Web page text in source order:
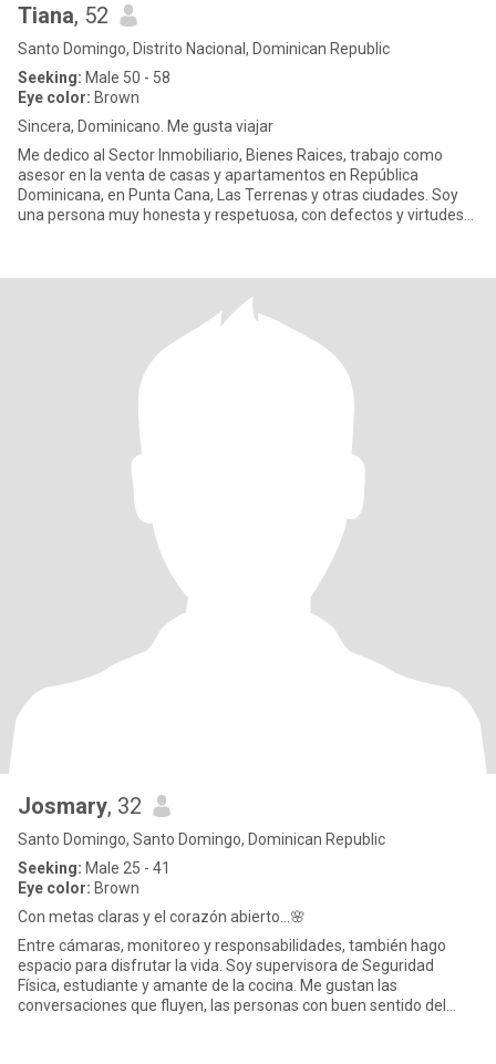
Tiana, 52
Santo Domingo, Distrito Nacional, Dominican Republic
Seeking: Male 50 - 58
Eye color: Brown
Sincera, Dominicano. Me gusta viajar
Me dedico al Sector Inmobiliario, Bienes Raices, trabajo como
asesor en la venta de casas y apartamentos en República
Dominicana, en Punta Cana, Las Terrenas y otras ciudades. Soy
una persona muy honesta y respetuosa, con defectos y virtudes
Josmary, 32
Santo Domingo, Santo Domingo, Dominican Republic
Seeking: Male 25 - 41
Eye color: Brown
Con metas claras y el corazón abierto…🌸
Entre cámaras, monitoreo y responsabilidades, también hago
espacio para disfrutar la vida. Soy supervisora de Seguridad
Física, estudiante y amante de la cocina. Me gustan las
conversaciones que fluyen, las personas con buen sentido del